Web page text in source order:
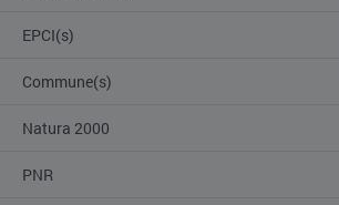
EPCI(s)
Commune(s)
Natura 2000
PNR